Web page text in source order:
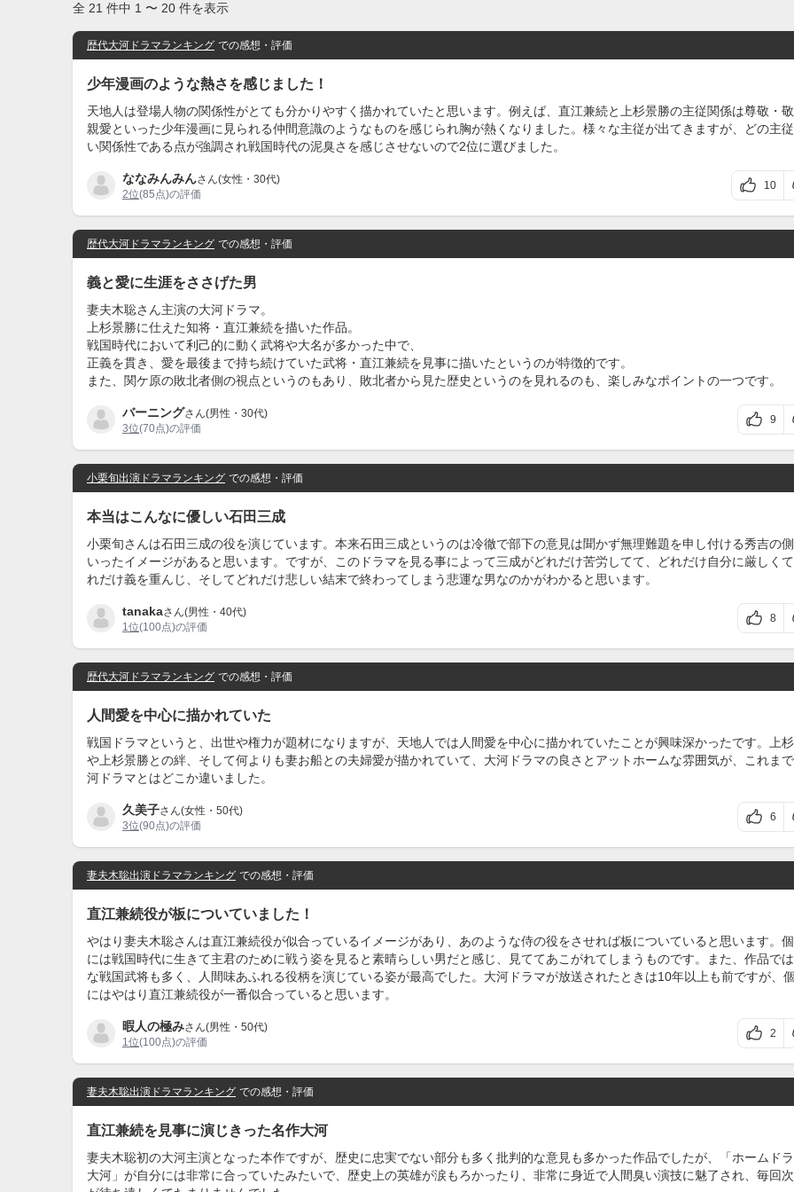
全 21 件中 1 〜 20 件を表示
歴代大河ドラマランキング での感想・評価
少年漫画のような熱さを感じました！
天地人は登場人物の関係性がとても分かりやすく描かれていたと思います。例えば、直江兼続と上杉景勝の主従関係は尊敬・
親愛といった少年漫画に見られる仲間意識のようなものを感じられ胸が熱くなりました。様々な主従が出てきますが、どの主
い関係性である点が強調され戦国時代の泥臭さを感じさせないので2位に選びました。
ななみんみんさん(女性・30代)
2位(85点)の評価
10
歴代大河ドラマランキング での感想・評価
義と愛に生涯をささげた男
妻夫木聡さん主演の大河ドラマ。
上杉景勝に仕えた知将・直江兼続を描いた作品。
戦国時代において利己的に動く武将や大名が多かった中で、
正義を貫き、愛を最後まで持ち続けていた武将・直江兼続を見事に描いたというのが特徴的です。
また、関ケ原の敗北者側の視点というのもあり、敗北者から見た歴史というのを見れるのも、楽しみなポイントの一つです。
バーニングさん(男性・30代)
3位(70点)の評価
9
小栗旬出演ドラマランキング での感想・評価
本当はこんなに優しい石田三成
小栗旬さんは石田三成の役を演じています。本来石田三成というのは冷徹で部下の意見は聞かず無理難題を申し付ける秀吉の
いったイメージがあると思います。ですが、このドラマを見る事によって三成がどれだけ苦労してて、どれだけ自分に厳しく
れだけ義を重んじ、そしてどれだけ悲しい結末で終わってしまう悲運な男なのかがわかると思います。
tanakaさん(男性・40代)
1位(100点)の評価
8
歴代大河ドラマランキング での感想・評価
人間愛を中心に描かれていた
戦国ドラマというと、出世や権力が題材になりますが、天地人では人間愛を中心に描かれていたことが興味深かったです。上
や上杉景勝との絆、そして何よりも妻お船との夫婦愛が描かれていて、大河ドラマの良さとアットホームな雰囲気が、これま
河ドラマとはどこか違いました。
久美子さん(女性・50代)
3位(90点)の評価
6
妻夫木聡出演ドラマランキング での感想・評価
直江兼続役が板についていました！
やはり妻夫木聡さんは直江兼続役が似合っているイメージがあり、あのような侍の役をさせれば板についていると思います。
には戦国時代に生きて主君のために戦う姿を見ると素晴らしい男だと感じ、見ててあこがれてしまうものです。また、作品で
な戦国武将も多く、人間味あふれる役柄を演じている姿が最高でした。大河ドラマが放送されたときは10年以上も前ですが、
にはやはり直江兼続役が一番似合っていると思います。
暇人の極みさん(男性・50代)
1位(100点)の評価
2
妻夫木聡出演ドラマランキング での感想・評価
直江兼続を見事に演じきった名作大河
妻夫木聡初の大河主演となった本作ですが、歴史に忠実でない部分も多く批判的な意見も多かった作品でしたが、「ホームド
大河」が自分には非常に合っていたみたいで、歴史上の英雄が涙もろかったり、非常に身近で人間臭い演技に魅了され、毎回